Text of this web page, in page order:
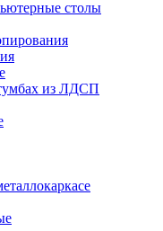
столы
из ЛДСП